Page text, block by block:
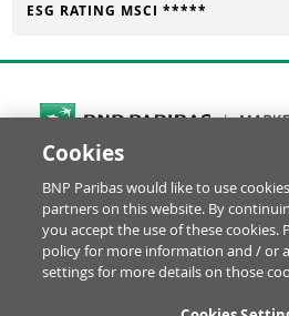
CHANGER
ESG RATING MSCI *****
Cookies Settings
© BNP Paribas Produits de
RéclamationGlossaire
Informations financières
Notice Protection des
Cookies
BNP Paribas would like to use
partners on this website. By
you accept the use of these cookies.
policy for more information and / or
settings for more details on those